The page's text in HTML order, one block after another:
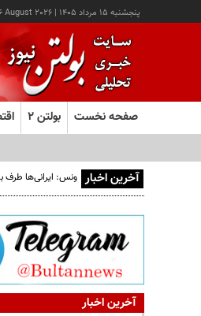
پنجشنبه ۱۵ مرداد ۱۴۰۵ |
August 2026
صفحه نخست بولتن ۲
آخرین اخبار ونس: ایرانی‌ها طرف
آخرین اخبار